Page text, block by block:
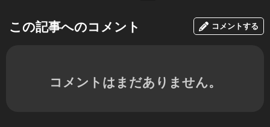
この記事へのコメント コメントする
コメントはまだありません。